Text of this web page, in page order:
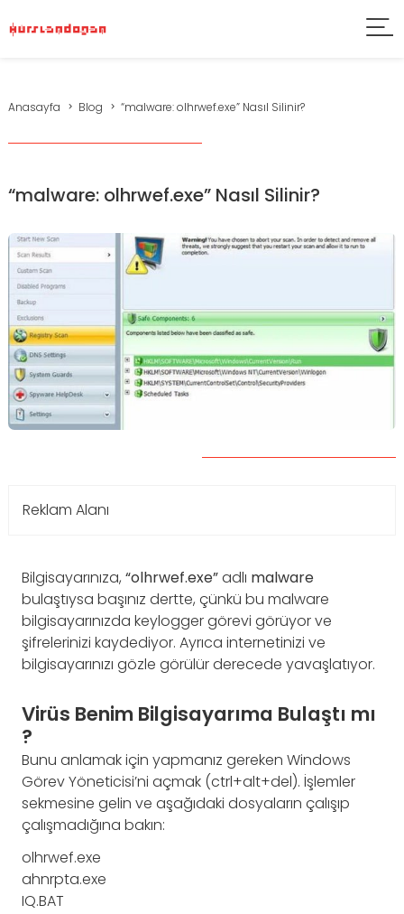
Anasayfa Blog “malware: olhrwef.exe” Nasıl Silinir?
“malware: olhrwef.exe” Nasıl Silinir?
Reklam Alanı
Bilgisayarınıza, “olhrwef.exe”adlı malware
bulaştıysa başınız dertte, çünkü bu malware
bilgisayarınızda keylogger görevi görüyor ve
şifrelerinizi kaydediyor. Ayrıca internetinizi ve
bilgisayarınızı gözle görülür derecede yavaşlatıyor.
Virüs Benim Bilgisayarıma Bulaştı mı
?
Bunu anlamak için yapmanız gereken Windows
Görev Yöneticisi’ni açmak (ctrl+alt+del). İşlemler
sekmesine gelin ve aşağıdaki dosyaların çalışıp
çalışmadığına bakın:
olhrwef.exe
ahnrpta.exe
IQ.BAT